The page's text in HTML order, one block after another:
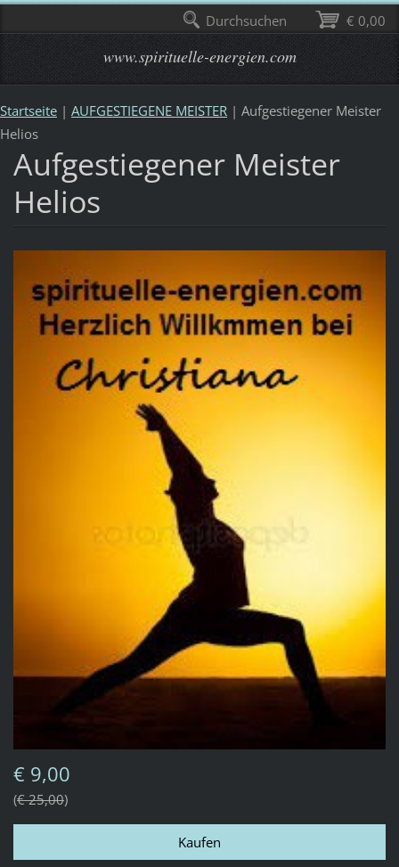
www.spirituelle-energien.com
Startseite | AUFGESTIEGENE MEISTER | Aufgestiegener Meister
Helios
Aufgestiegener Meister
Helios
€ 9,00
€ 25,00
€ 0,00
Durchsuchen